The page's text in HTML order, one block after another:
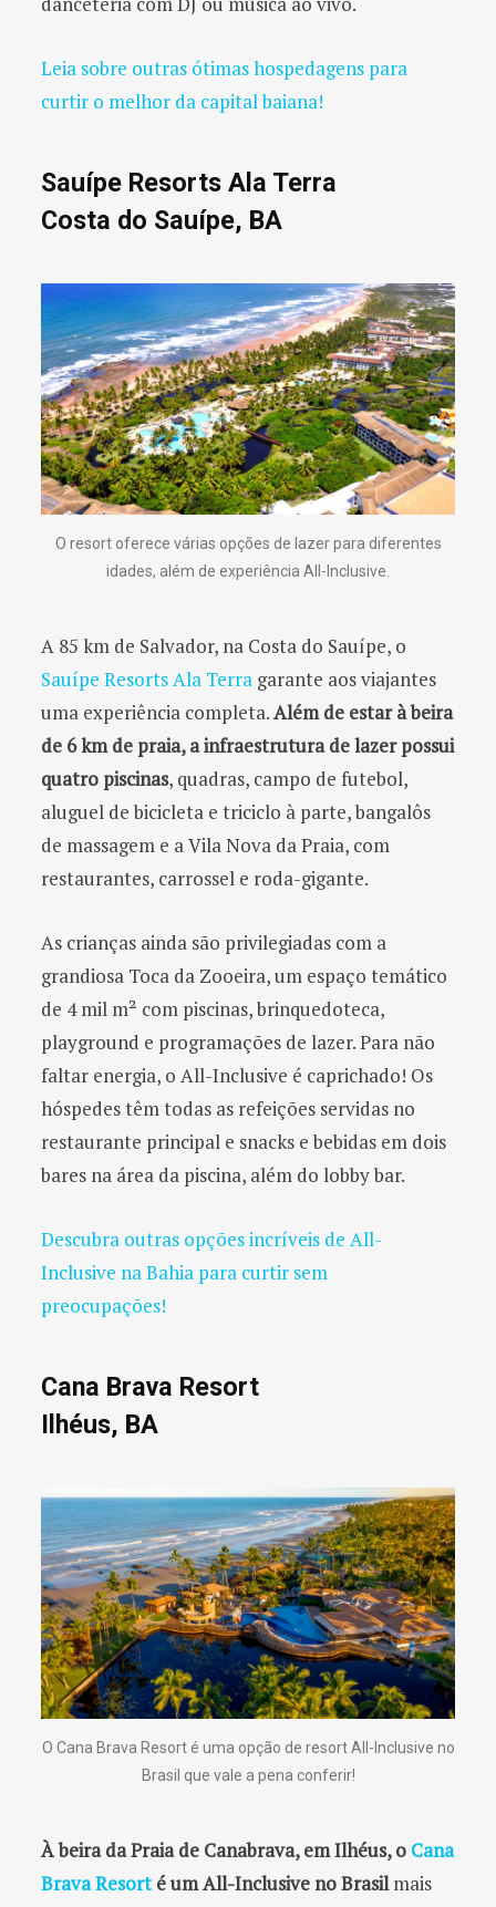
Leia sobre outras ótimas hospedagens para
curtir o melhor da capital baiana!
Sauípe Resorts Ala Terra
Costa do Sauípe, BA
O resort oferece várias opções de lazer para diferentes
idades, além de experiência All-Inclusive.
A 85 km de Salvador, na Costa do Sauípe, o
Sauípe Resorts Ala Terra garante aos viajantes
uma experiência completa.Além de estar à beira
de 6 km de praia, a infraestrutura de lazer possui
quatro piscinas, quadras, campo de futebol,
aluguel de bicicleta e triciclo à parte, bangalôs
de massagem e a Vila Nova da Praia, com
restaurantes, carrossel e roda-gigante.
As crianças ainda são privilegiadas com a
grandiosa Toca da Zooeira, um espaço temático
de 4 mil m² com piscinas, brinquedoteca,
playground e programações de lazer. Para não
faltar energia, o All-Inclusive é caprichado! Os
hóspedes têm todas as refeições servidas no
restaurante principal e snacks e bebidas em dois
bares na área da piscina, além do lobby bar.
Descubra outras opções incríveis de All-
Inclusive na Bahia para curtir sem
preocupações!
Cana Brava Resort
Ilhéus, BA
O Cana Brava Resort é uma opção de resort All-Inclusive no
Brasil que vale a pena conferir!
À beira da Praia de Canabrava, em Ilhéus, o Cana
Brava Resorté um All-Inclusive no Brasilmais